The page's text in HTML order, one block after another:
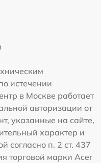
истечении
в Москве работает
авторизации от
указанные на сайте,
характер и
согласно п. 2 ст. 437
торговой марки Acer